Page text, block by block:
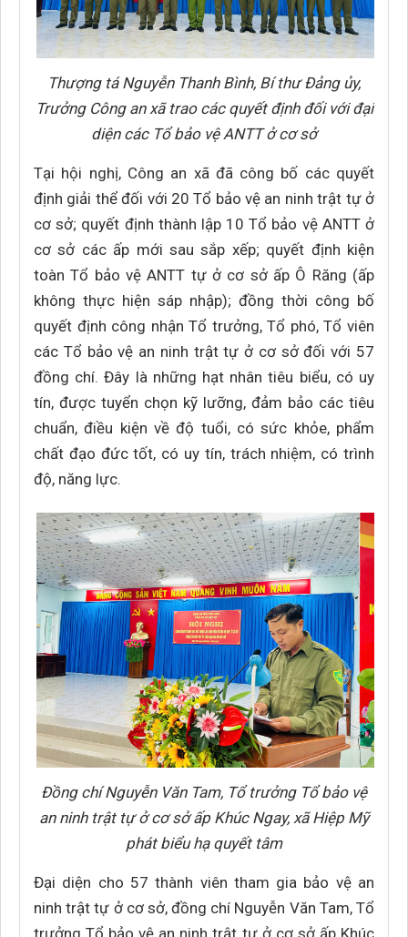
Thượng tá Nguyễn Thanh Bình, Bí thư Đảng ủy,
Trưởng Công an xã trao các quyết định đối với đại
diện các Tổ bảo vệ ANTT ở cơ sở
Tại hội nghị, Công an xã đã công bố các quyết
định giải thể đối với 20 Tổ bảo vệ an ninh trật tự ở
cơ sở; quyết định thành lập 10 Tổ bảo vệ ANTT ở
cơ sở các ấp mới sau sắp xếp; quyết định kiện
toàn Tổ bảo vệ ANTT tự ở cơ sở ấp Ô Răng (ấp
không thực hiện sáp nhập); đồng thời công bố
quyết định công nhận Tổ trưởng, Tổ phó, Tổ viên
các Tổ bảo vệ an ninh trật tự ở cơ sở đối với 57
đồng chí. Đây là những hạt nhân tiêu biểu, có uy
tín, được tuyển chọn kỹ lưỡng, đảm bảo các tiêu
chuẩn, điều kiện về độ tuổi, có sức khỏe, phẩm
chất đạo đức tốt, có uy tín, trách nhiệm, có trình
độ, năng lực.
Đồng chí Nguyễn Văn Tam, Tổ trưởng Tổ bảo vệ
an ninh trật tự ở cơ sở ấp Khúc Ngay, xã Hiệp Mỹ
phát biểu hạ quyết tâm
Đại diện cho 57 thành viên tham gia bảo vệ an
ninh trật tự ở cơ sở, đồng chí Nguyễn Văn Tam, Tổ
trưởng Tổ bảo vệ an ninh trật tự ở cơ sở ấp Khúc